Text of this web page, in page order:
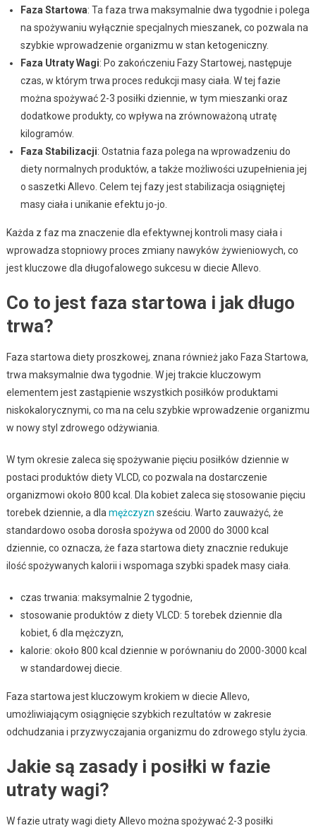
Faza Startowa: Ta faza trwa maksymalnie dwa tygodnie i polega
na spożywaniu wyłącznie specjalnych mieszanek, co pozwala na
szybkie wprowadzenie organizmu w stan ketogeniczny.
Faza Utraty Wagi: Po zakończeniu Fazy Startowej, następuje
czas, w którym trwa proces redukcji masy ciała. W tej fazie
można spożywać 2-3 posiłki dziennie, w tym mieszanki oraz
dodatkowe produkty, co wpływa na zrównoważoną utratę
kilogramów.
Faza Stabilizacji: Ostatnia faza polega na wprowadzeniu do
diety normalnych produktów, a także możliwości uzupełnienia jej
o saszetki Allevo. Celem tej fazy jest stabilizacja osiągniętej
masy ciała i unikanie efektu jo-jo.
Każda z faz ma znaczenie dla efektywnej kontroli masy ciała i
wprowadza stopniowy proces zmiany nawyków żywieniowych, co
jest kluczowe dla długofalowego sukcesu w diecie Allevo.
Co to jest faza startowa i jak długo
trwa?
Faza startowa diety proszkowej, znana również jako Faza Startowa,
trwa maksymalnie dwa tygodnie. W jej trakcie kluczowym
elementem jest zastąpienie wszystkich posiłków produktami
niskokalorycznymi, co ma na celu szybkie wprowadzenie organizmu
w nowy styl zdrowego odżywiania.
W tym okresie zaleca się spożywanie pięciu posiłków dziennie w
postaci produktów diety VLCD, co pozwala na dostarczenie
organizmowi około 800 kcal. Dla kobiet zaleca się stosowanie pięciu
torebek dziennie, a dla mężczyzn sześciu. Warto zauważyć, że
standardowo osoba dorosła spożywa od 2000 do 3000 kcal
dziennie, co oznacza, że faza startowa diety znacznie redukuje
ilość spożywanych kalorii i wspomaga szybki spadek masy ciała.
czas trwania: maksymalnie 2 tygodnie,
stosowanie produktów z diety VLCD: 5 torebek dziennie dla
kobiet, 6 dla mężczyzn,
kalorie: około 800 kcal dziennie w porównaniu do 2000-3000 kcal
w standardowej diecie.
Faza startowa jest kluczowym krokiem w diecie Allevo,
umożliwiającym osiągnięcie szybkich rezultatów w zakresie
odchudzania i przyzwyczajania organizmu do zdrowego stylu życia.
Jakie są zasady i posiłki w fazie
utraty wagi?
W fazie utraty wagi diety Allevo można spożywać 2-3 posiłki